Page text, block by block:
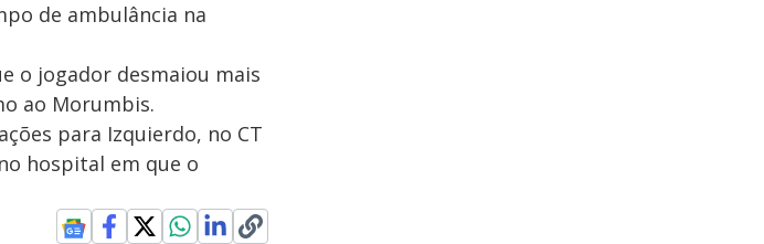
de ambulância na
o jogador desmaiou mais
ao Morumbis.
para Izquierdo, no CT
hospital em que o